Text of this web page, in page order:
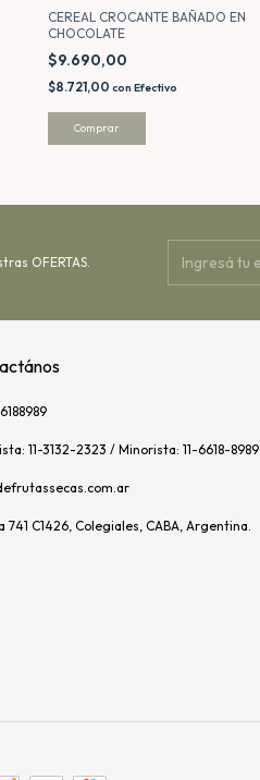
CEREAL CROCANTE BAÑADO EN
CHOCOLATE
$9.690,00
$8.721,00 con Efectivo
Comprar
OFERTAS.
11-3132-2323 / Minorista: 11-6618-8989
741 C1426, Colegiales, CABA, Argentina.